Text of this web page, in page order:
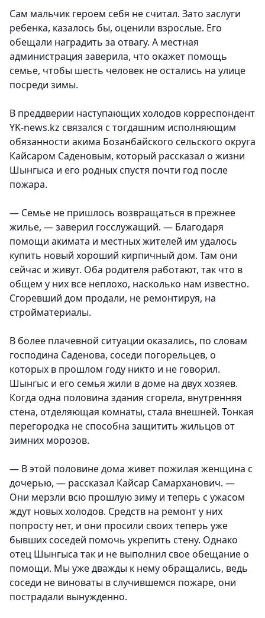
Сам мальчик героем себя не считал. Зато заслуги
ребенка, казалось бы, оценили взрослые. Его
обещали наградить за отвагу. А местная
администрация заверила, что окажет помощь
семье, чтобы шесть человек не остались на улице
посреди зимы.
В преддверии наступающих холодов корреспондент
YK-news.kz связался с тогдашним исполняющим
обязанности акима Бозанбайского сельского округа
Кайсаром Саденовым, который рассказал о жизни
Шынгыса и его родных спустя почти год после
пожара.
— Семье не пришлось возвращаться в прежнее
жилье, — заверил госслужащий. — Благодаря
помощи акимата и местных жителей им удалось
купить новый хороший кирпичный дом. Там они
сейчас и живут. Оба родителя работают, так что в
общем у них все неплохо, насколько нам известно.
Сгоревший дом продали, не ремонтируя, на
стройматериалы.
В более плачевной ситуации оказались, по словам
господина Саденова, соседи погорельцев, о
которых в прошлом году никто и не говорил.
Шынгыс и его семья жили в доме на двух хозяев.
Когда одна половина здания сгорела, внутренняя
стена, отделяющая комнаты, стала внешней. Тонкая
перегородка не способна защитить жильцов от
зимних морозов.
— В этой половине дома живет пожилая женщина с
дочерью, — рассказал Кайсар Самарханович. —
Они мерзли всю прошлую зиму и теперь с ужасом
ждут новых холодов. Средств на ремонт у них
попросту нет, и они просили своих теперь уже
бывших соседей помочь укрепить стену. Однако
отец Шынгыса так и не выполнил свое обещание о
помощи. Мы уже дважды к нему обращались, ведь
соседи не виноваты в случившемся пожаре, они
пострадали вынужденно.